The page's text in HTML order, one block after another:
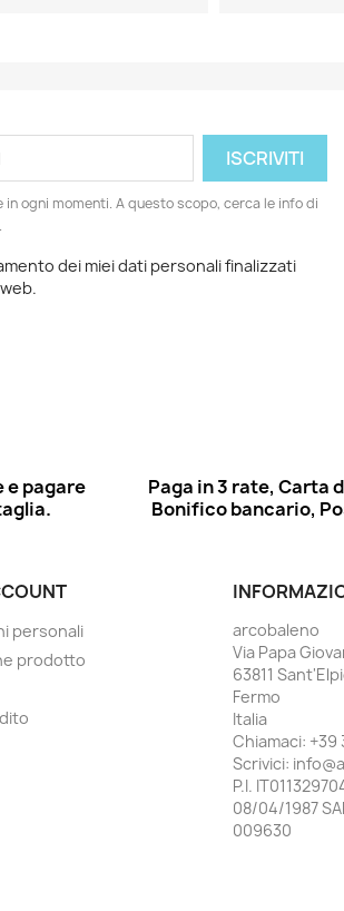
in ogni momenti. A questo scopo, cerca le info di
dei miei dati personali finalizzati
e pagare
Paga in 3 rate, Carta
Bonifico bancario,
personali
prodotto
arcobaleno
Via Papa
63811
Fermo
Italia
Chiamaci: +39
Scrivici:
P.I.
08/04/1987
009630